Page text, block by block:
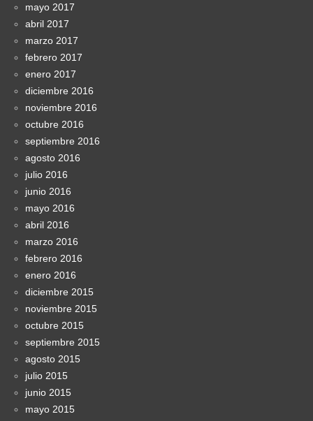
mayo 2017
abril 2017
marzo 2017
febrero 2017
enero 2017
diciembre 2016
noviembre 2016
octubre 2016
septiembre 2016
agosto 2016
julio 2016
junio 2016
mayo 2016
abril 2016
marzo 2016
febrero 2016
enero 2016
diciembre 2015
noviembre 2015
octubre 2015
septiembre 2015
agosto 2015
julio 2015
junio 2015
mayo 2015